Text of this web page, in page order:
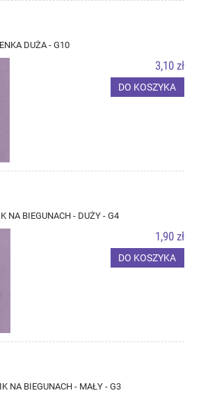
DUŻA - G10
3,10 zł
DO KOSZYKA
NA BIEGUNACH - DUŻY - G4
1,90 zł
DO KOSZYKA
NA BIEGUNACH - MAŁY - G3